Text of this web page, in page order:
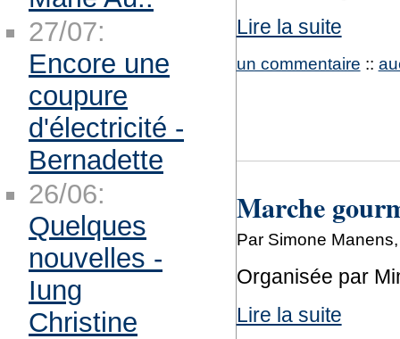
Lire la suite
un commentaire ::
Marche
Par Simone
Organisée par
Lire la suite
27/07:
Encore une
coupure
d'électricité -
Bernadette
26/06:
Quelques
nouvelles -
Iung
Christine